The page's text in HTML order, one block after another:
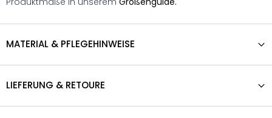
MATERIAL & PFLEGEHINWEISE
LIEFERUNG & RETOURE